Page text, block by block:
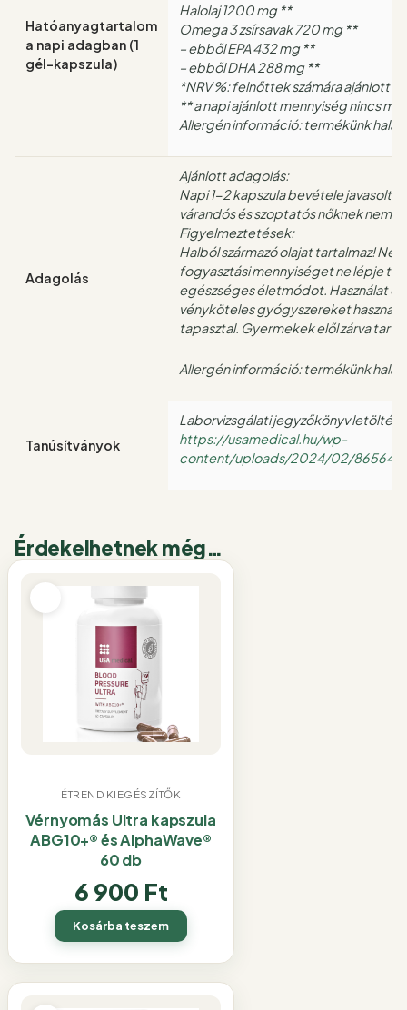
Hatóanyagtartalom
a napi adagban (1
gél-kapszula)
Halolaj 1200 mg **
Omega 3 zsírsavak 720 mg **
– ebből EPA 432 mg **
– ebből DHA 288 mg **
*NRV %: felnőttek számára ajánlott
** a napi ajánlott mennyiség nincs
Allergén információ: termékünk
Adagolás
Ajánlott adagolás:
Napi 1-2 kapszula bevétele javasolt
várandós és szoptatós nőknek nem
Figyelmeztetések:
Halból származó olajat tartalmaz! Ne
fogyasztási mennyiséget ne lépje
egészséges életmódot. Használat
vényköteles gyógyszereket
tapasztal. Gyermekek elől zárva
Allergén információ: termékünk
Tanúsítványok
Laborvizsgálati jegyzőkönyv letöltése
https://usamedical.hu/wp-
content/uploads/2024/02/
Érdekelhetnek még…
ÉTREND KIEGÉSZÍTŐK
Vérnyomás Ultra kapszula
ABG10+® és AlphaWave®
60 db
6 900 Ft
Kosárba teszem